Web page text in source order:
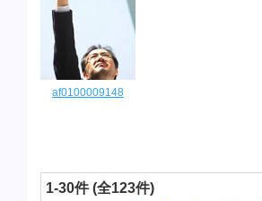
af0100009148
1-30件 (全123件)